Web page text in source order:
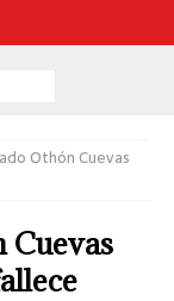
Othón Cuevas
Cuevas